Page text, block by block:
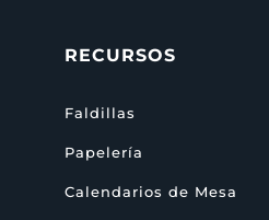
RECURSOS
Faldillas
Papelería
Calendarios de Mesa